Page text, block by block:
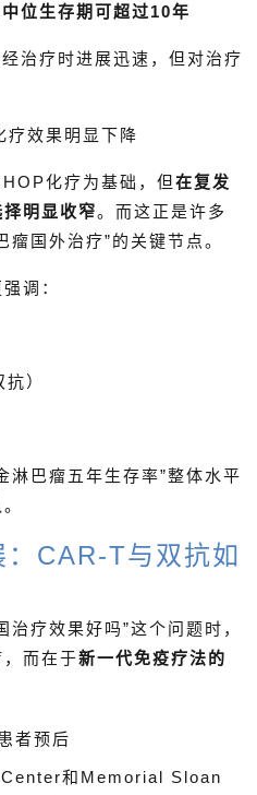
中位生存期可超过10年
治疗时进展迅速，但对治疗
疗效果明显下降
化疗为基础，但在复发
明显收窄。而这正是许多
国外治疗”的关键节点。
调：
）
淋巴瘤五年生存率”整体水平
CAR-T与双抗如
疗效果好吗”这个问题时，
而在于新一代免疫疗法的
者预后
和Memorial Sloan